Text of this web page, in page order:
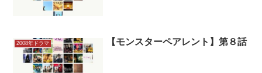
2008年ドラマ 【モンスターペアレント】第８話